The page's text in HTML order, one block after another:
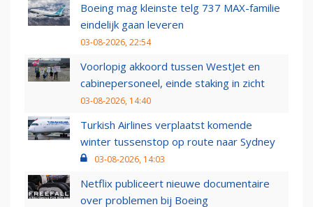
Boeing mag kleinste telg 737 MAX-familie
eindelijk gaan leveren
03-08-2026, 22:54
Voorlopig akkoord tussen WestJet en
cabinepersoneel, einde staking in zicht
03-08-2026, 14:40
Turkish Airlines verplaatst komende
winter tussenstop op route naar Sydney
03-08-2026, 14:03
Netflix publiceert nieuwe documentaire
over problemen bij Boeing